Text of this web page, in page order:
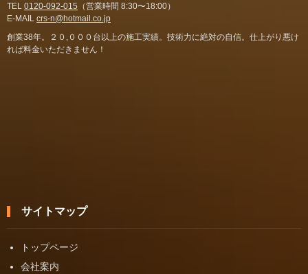
TEL 0120-092-015 （営業時間 8:30〜18:00）
E-MAIL crs-n@hotmail.co.jp
創業38年。２０,０００台以上の施工実績。技術力に絶対の自信。仕上がり悪け
れば料金いただきません！
サイトマップ
トップページ
会社案内